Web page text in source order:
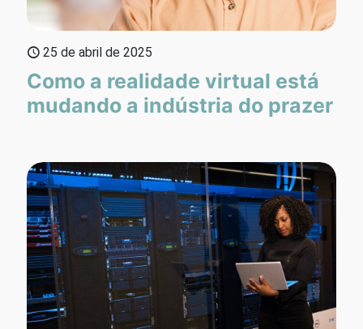
25 de abril de 2025
Como a realidade virtual está
mudando a indústria do prazer